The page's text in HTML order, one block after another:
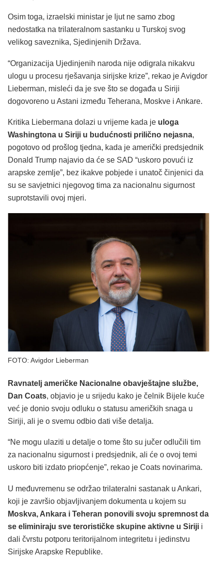
Osim toga, izraelski ministar je ljut ne samo zbog
nedostatka na trilateralnom sastanku u Turskoj svog
velikog saveznika, Sjedinjenih Država.
“Organizacija Ujedinjenih naroda nije odigrala nikakvu
ulogu u procesu rješavanja sirijske krize”, rekao je Avigdor
Lieberman, misleći da je sve što se događa u Siriji
dogovoreno u Astani između Teherana, Moskve i Ankare.
Kritika Liebermana dolazi u vrijeme kada je uloga
Washingtona u Siriji u budućnosti prilično nejasna,
pogotovo od prošlog tjedna, kada je američki predsjednik
Donald Trump najavio da će se SAD “uskoro povući iz
arapske zemlje”, bez ikakve pobjede i unatoč činjenici da
su se savjetnici njegovog tima za nacionalnu sigurnost
suprotstavili ovoj mjeri.
FOTO: Avigdor Lieberman
Ravnatelj američke Nacionalne obavještajne službe,
Dan Coats, objavio je u srijedu kako je čelnik Bijele kuće
već je donio svoju odluku o statusu američkih snaga u
Siriji, ali je o svemu odbio dati više detalja.
“Ne mogu ulaziti u detalje o tome što su jučer odlučili tim
za nacionalnu sigurnost i predsjednik, ali će o ovoj temi
uskoro biti izdato priopćenje”, rekao je Coats novinarima.
U međuvremenu se održao trilateralni sastanak u Ankari,
koji je završio objavljivanjem dokumenta u kojem su
Moskva, Ankara i Teheran ponovili svoju spremnost da
se eliminiraju sve terorističke skupine aktivne u Siriji i
dali čvrstu potporu teritorijalnom integritetu i jedinstvu
Sirijske Arapske Republike.